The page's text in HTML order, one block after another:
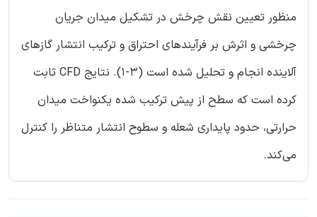
منظور تعیین نقش چرخش در تشکیل میدان جریان
چرخشی و اثرش بر فرآیندهای احتراق و ترکیب انتشار گازهای
آلاینده انجام و تحلیل شده است (3-1). نتایج CFD ثابت
کرده است که سطح از پیش ترکیب شده یکنواخت میدان
حرارتی، حدود پایداری شعله و سطوح انتشار متناظر را کنترل
می‌کند.